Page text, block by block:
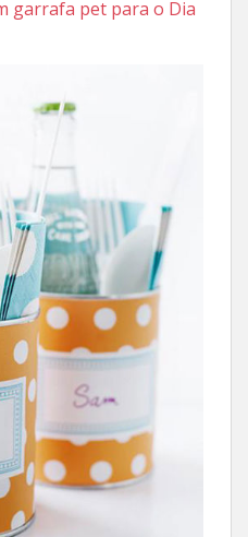
garrafa pet para o Dia